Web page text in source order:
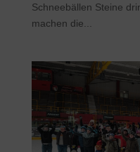
Schneebällen Steine
machen die...